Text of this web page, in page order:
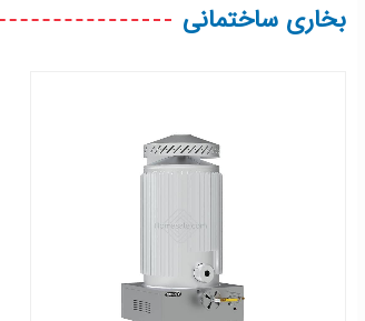
بخاری ساختمانی